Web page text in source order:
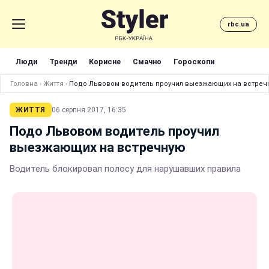
rbc.ua
Люди Тренди Корисне Смачно Гороскопи
Головна › Життя › Подо Львовом водитель проучил выезжающих на
ЖИТТЯ 06 серпня 2017, 16:35
Подо Львовом водитель проучил
выезжающих на встречную
Водитель блокировал полосу для нарушавших правила